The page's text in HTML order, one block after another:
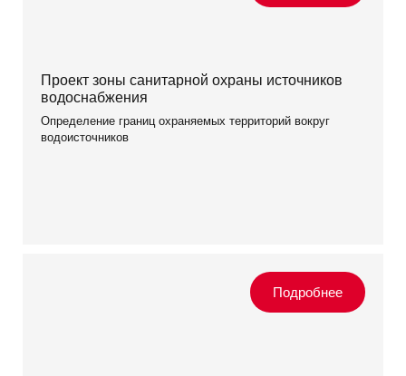
Проект зоны санитарной охраны источников
водоснабжения
Определение границ охраняемых территорий вокруг
водоисточников